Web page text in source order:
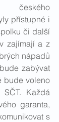
českého
přístupné i
či další
zajímají a z
nápadů
zabývat
bude voleno
Každá
garanta,
s